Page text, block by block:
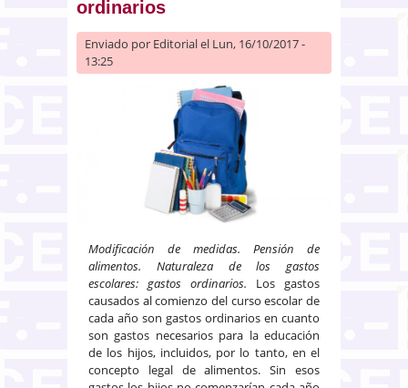
ordinarios
Enviado por Editorialel Lun, 16/10/2017 -
13:25
Modificación de medidas. Pensión de
alimentos. Naturaleza de los gastos
escolares: gastos ordinarios. Los gastos
causados al comienzo del curso escolar de
cada año son gastos ordinarios en cuanto
son gastos necesarios para la educación
de los hijos, incluidos, por lo tanto, en el
concepto legal de alimentos. Sin esos